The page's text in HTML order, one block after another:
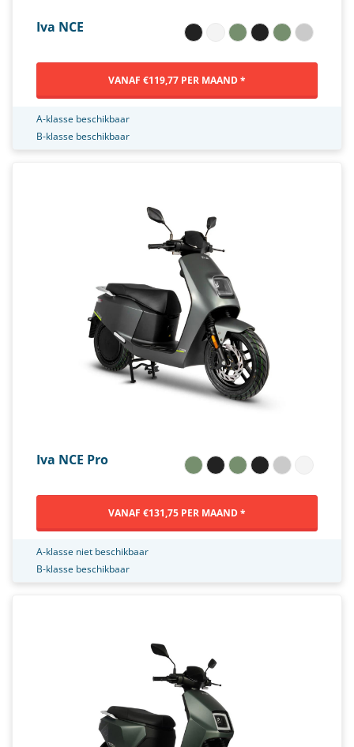
Iva NCE
VANAF €119,77 PER MAAND *
A-klasse beschikbaar
B-klasse beschikbaar
Iva NCE Pro
VANAF €131,75 PER MAAND *
A-klasse niet beschikbaar
B-klasse beschikbaar